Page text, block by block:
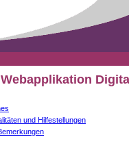
und Hilfestellungen